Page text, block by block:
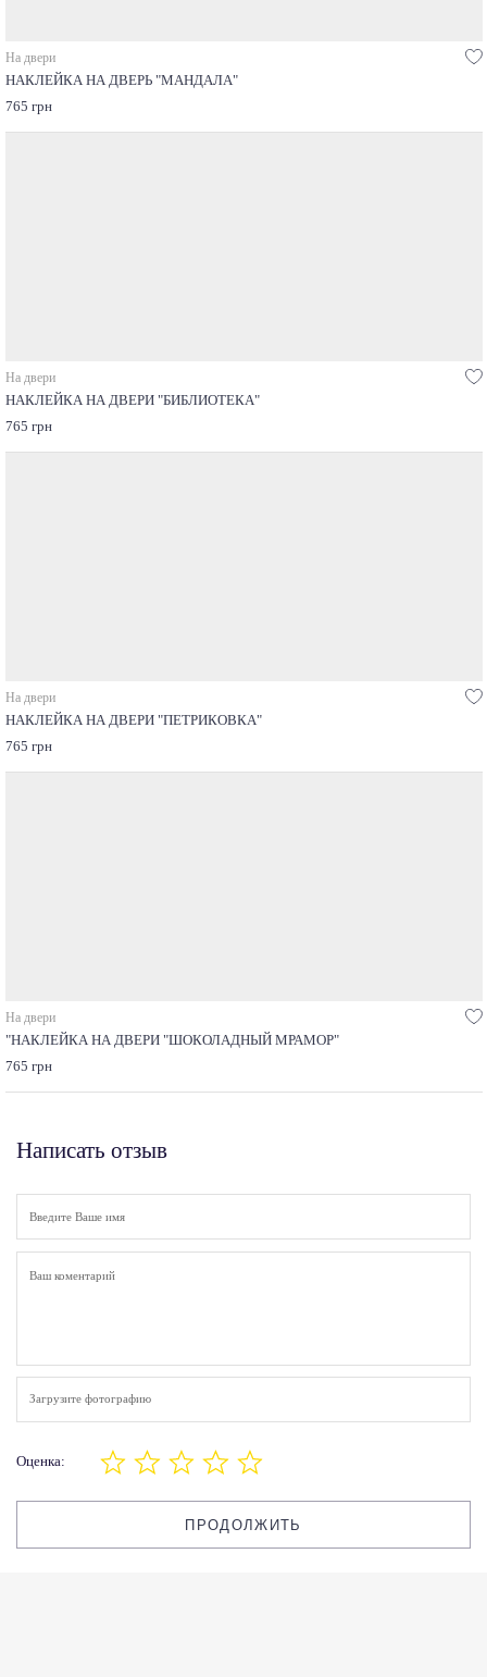
На двери
НАКЛЕЙКА НА ДВЕРЬ "МАНДАЛА"
765 грн
На двери
НАКЛЕЙКА НА ДВЕРИ "БИБЛИОТЕКА"
765 грн
На двери
НАКЛЕЙКА НА ДВЕРИ "ПЕТРИКОВКА"
765 грн
На двери
"НАКЛЕЙКА НА ДВЕРИ "ШОКОЛАДНЫЙ МРАМОР"
765 грн
Написать отзыв
Загрузите фотографию
Оценка:
ПРОДОЛЖИТЬ